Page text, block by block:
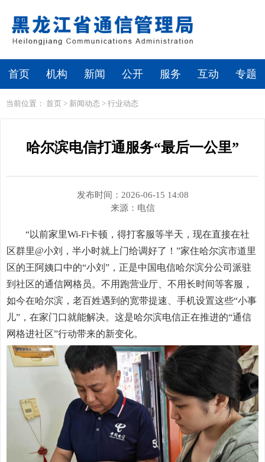
首页 机构 新闻 公开 服务 互动 专题
当前位置： 首页 > 新闻动态 > 行业动态
哈尔滨电信打通服务“最后一公里”
发布时间：2026-06-15 14:08
来源： 电信
“以前家里Wi-Fi卡顿，得打客服等半天，现在直接在社
区群里@小刘，半小时就上门给调好了！”家住哈尔滨市道里
区的王阿姨口中的“小刘”，正是中国电信哈尔滨分公司派驻
到社区的通信网格员。不用跑营业厅、不用长时间等客服，
如今在哈尔滨，老百姓遇到的宽带提速、手机设置这些“小事
儿”，在家门口就能解决。这是哈尔滨电信正在推进的“通信
网格进社区”行动带来的新变化。